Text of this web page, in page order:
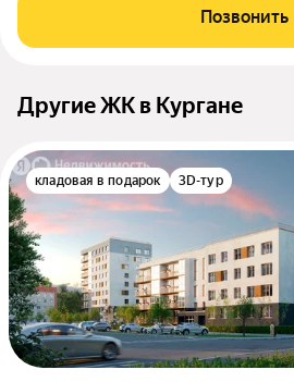
Позвонить
Другие ЖК в Кургане
кладовая в подарок 3D-тур